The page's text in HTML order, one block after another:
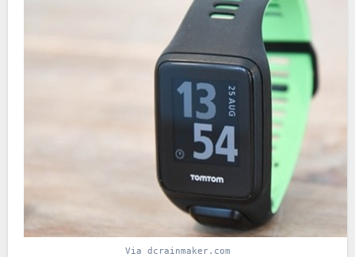
Via dcrainmaker.com